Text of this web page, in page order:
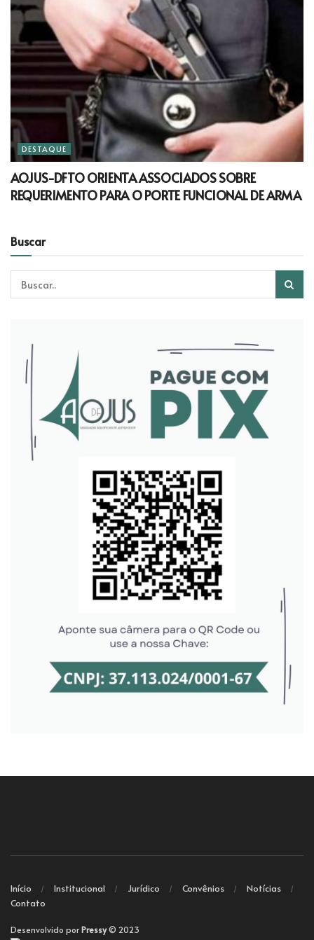
DESTAQUE
AOJUS-DFTO ORIENTA ASSOCIADOS SOBRE
REQUERIMENTO PARA O PORTE FUNCIONAL DE ARMA
Buscar
Início Institucional Jurídico Convênios
Notícias
Contato
Desenvolvido porPressy© 2023